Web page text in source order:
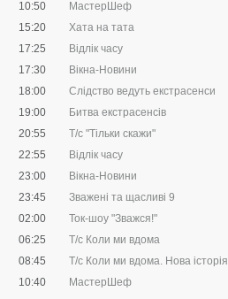
10:50
МастерШеф
15:20
Хата на тата
17:25
Відлік часу
17:30
Вікна-Новини
18:00
Слідство ведуть екстрасенси
19:00
Битва екстрасенсів
20:55
Т/с "Тільки скажи"
22:55
Відлік часу
23:00
Вікна-Новини
23:45
Зважені та щасливі 9
02:00
Ток-шоу "Зважся!"
06:25
Т/с Коли ми вдома
08:45
Т/с Коли ми вдома. Нова історія
10:40
МастерШеф